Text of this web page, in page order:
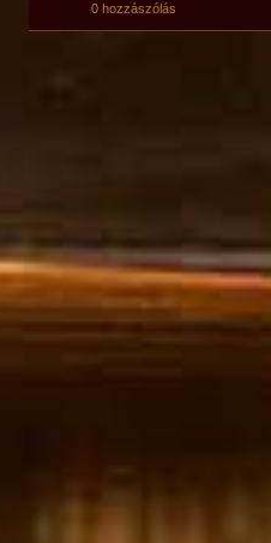
0 hozzászólás